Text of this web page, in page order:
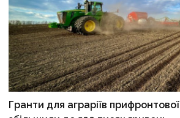
Гранти для аграріїв